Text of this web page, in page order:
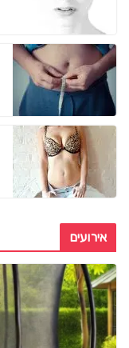
אירועים